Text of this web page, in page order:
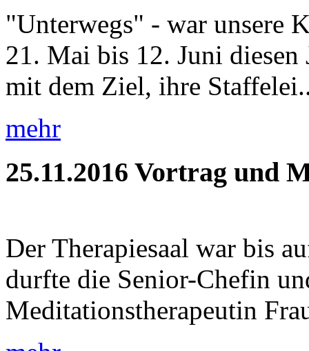
"Unterwegs" - war unsere
21. Mai bis 12. Juni
mit dem Ziel, ihre
mehr
25.11.2016 Vortrag und
Der Therapiesaal war bis
durfte die Senior-Chefin
Meditationstherapeutin